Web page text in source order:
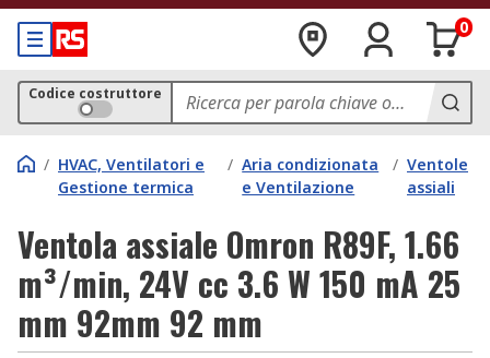
0
Codice costruttore
/ HVAC, Ventilatori e
Gestione termica
/ Aria condizionata
e Ventilazione
/ Ventole
assiali
Ventola assiale Omron R89F, 1.66
m³/min, 24V cc 3.6 W 150 mA 25
mm 92mm 92 mm